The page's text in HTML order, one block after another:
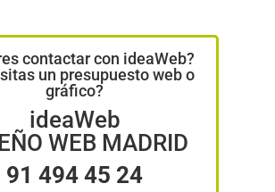
contactar con ideaWeb?
un presupuesto web o
gráfico?
ideaWeb
WEB MADRID
91 494 45 24